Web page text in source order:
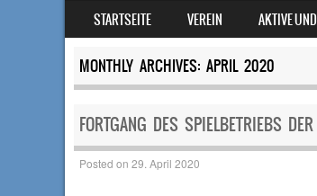
MENU
SKIP TO CONTENT
STARTSEITE VEREIN AKTIVE
MONTHLY ARCHIVES: APRIL 2020
FORTGANG DES SPIELBETRIEBS
Posted on 29. April 2020